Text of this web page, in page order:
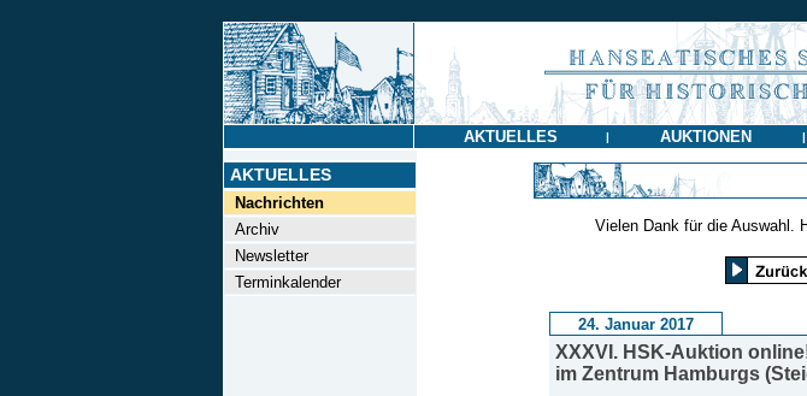
AKTUELLES | AUKTIONEN |
AKTUELLES
Nachrichten
Archiv
Newsletter
Terminkalender
Vielen Dank für die Auswahl.
24. Januar 2017
XXXVI. HSK-Auktion
im Zentrum Hamburgs